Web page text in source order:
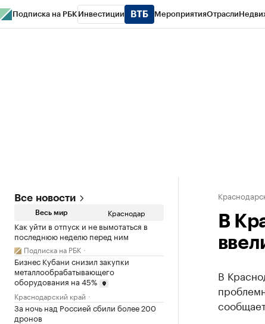
Подписка на РБК Инвестиции МероприятияОтрасли
Все новости
Весь мир Краснодар
Как уйти в отпуск и не вымотаться в
последнюю неделю перед ним
Подписка на РБК
Бизнес Кубани снизил закупки
металлообрабатывающего
оборудования на 45%
Краснодарский край
За ночь над Россией сбили более 200
дронов
В
В